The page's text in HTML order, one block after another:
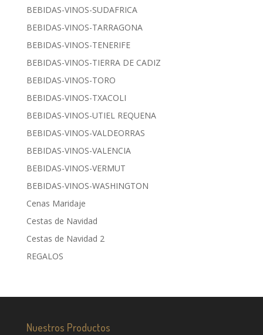
BEBIDAS-VINOS-SUDAFRICA
BEBIDAS-VINOS-TARRAGONA
BEBIDAS-VINOS-TENERIFE
BEBIDAS-VINOS-TIERRA DE CADIZ
BEBIDAS-VINOS-TORO
BEBIDAS-VINOS-TXACOLI
BEBIDAS-VINOS-UTIEL REQUENA
BEBIDAS-VINOS-VALDEORRAS
BEBIDAS-VINOS-VALENCIA
BEBIDAS-VINOS-VERMUT
BEBIDAS-VINOS-WASHINGTON
Cenas Maridaje
Cestas de Navidad
Cestas de Navidad 2
REGALOS
Nuestros Productos